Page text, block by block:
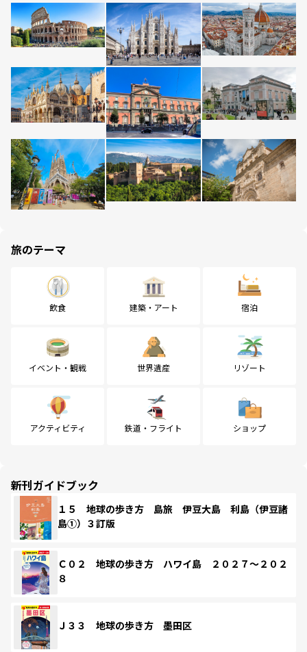
旅のテーマ
飲食 建築・アート 宿泊
イベント・観戦 世界遺産 リゾート
アクティビティ 鉄道・フライト ショップ
新刊ガイドブック
１５ 地球の歩き方 島旅 伊豆大島 利島（伊豆諸
島①）３訂版
Ｃ０２ 地球の歩き方 ハワイ島 ２０２７～２０２
８
Ｊ３３ 地球の歩き方 墨田区